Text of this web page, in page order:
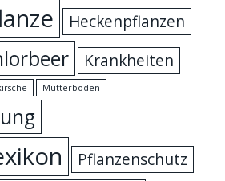
Heckenpflanzen
Krankheiten
Mutterboden
Pflanzenschutz